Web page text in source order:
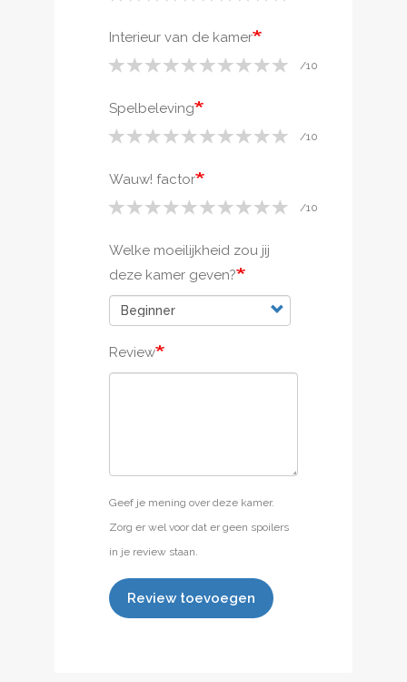
Interieur van de kamer
Spelbeleving
Wauw! factor
Welke moeilijkheid zou jij
deze kamer geven?
Review
Geef je mening over deze kamer.
Zorg er wel voor dat er geen spoilers
in je review staan.
Review toevoegen